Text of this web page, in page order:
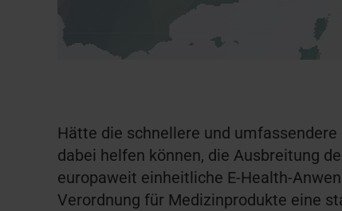
Hätte die schnellere und
dabei helfen können, die Ausbreitung
europaweit einheitliche E-Health-
Verordnung für Medizinprodukte eine